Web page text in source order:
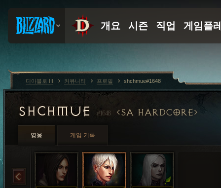
SHCHMUE #1648 SA HARDCORE
영웅 게임 기록
디아블로 III 커뮤니티 프로필 shchmue#1648